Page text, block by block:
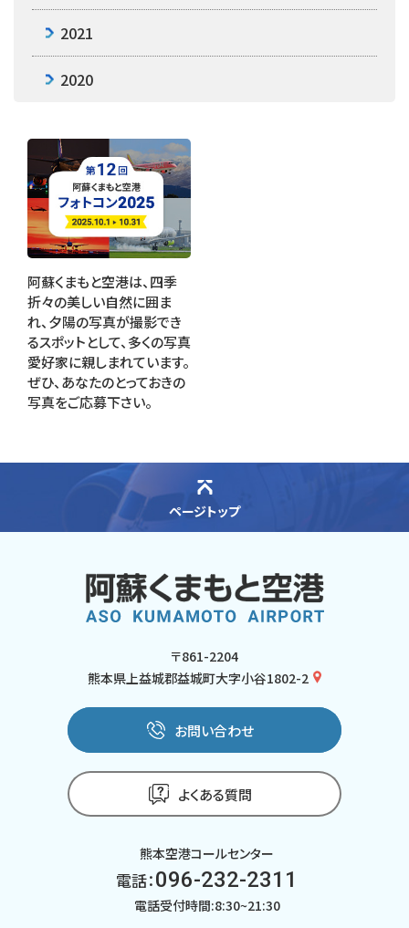
2021
2020
阿蘇くまもと空港は、四季
折々の美しい自然に囲ま
れ、夕陽の写真が撮影でき
るスポットとして、多くの写真
愛好家に親しまれています。
ぜひ、あなたのとっておきの
写真をご応募下さい。
ページトップ
〒861-2204
熊本県上益城郡益城町大字小谷1802-2
お問い合わせ
よくある質問
熊本空港コールセンター
電話：096-232-2311
電話受付時間:8:30~21:30